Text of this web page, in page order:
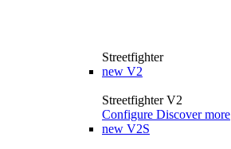
Streetfighter
new V2
Streetfighter V2
Configure Discover more
new V2S